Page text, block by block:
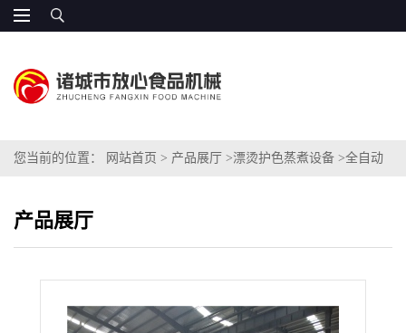
您当前的位置： 网站首页 > 产品展厅 >漂烫护色蒸煮设备 >全自动
产品展厅